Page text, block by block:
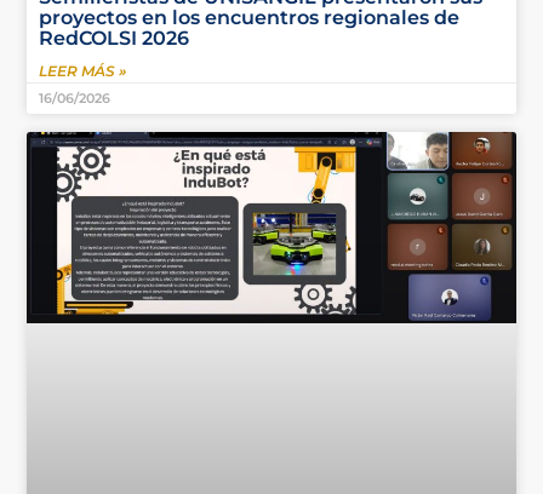
proyectos en los encuentros regionales de
RedCOLSI 2026
LEER MÁS »
16/06/2026